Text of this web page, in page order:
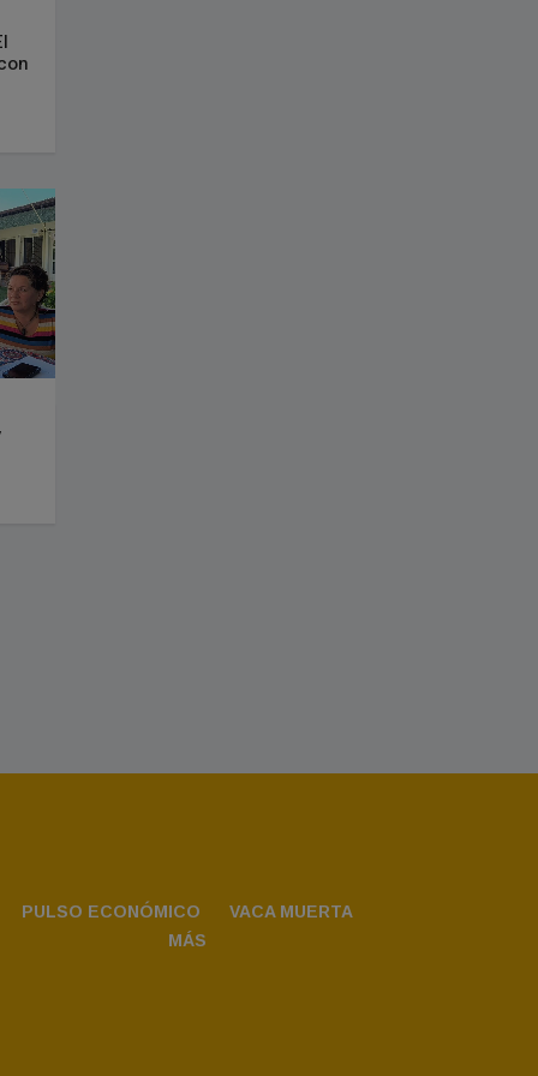
PULSO ECONÓMICO
VACA MUERTA
MÁS